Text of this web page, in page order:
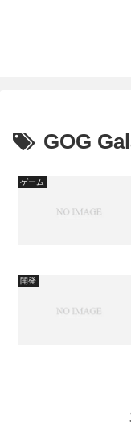
GOG
ゲーム
開発